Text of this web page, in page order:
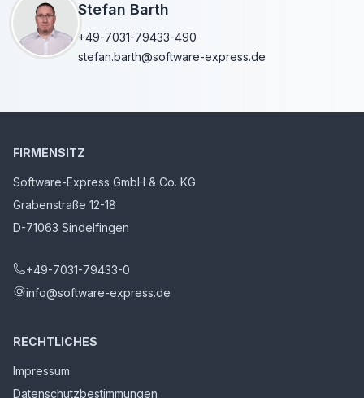
Stefan Barth
+49-7031-79433-490
stefan.barth@software-express.de
FIRMENSITZ
Software-Express GmbH & Co. KG
Grabenstraße 12-18
D-71063 Sindelfingen
+49-7031-79433-0
info@software-express.de
RECHTLICHES
Impressum
Datenschutzbestimmungen